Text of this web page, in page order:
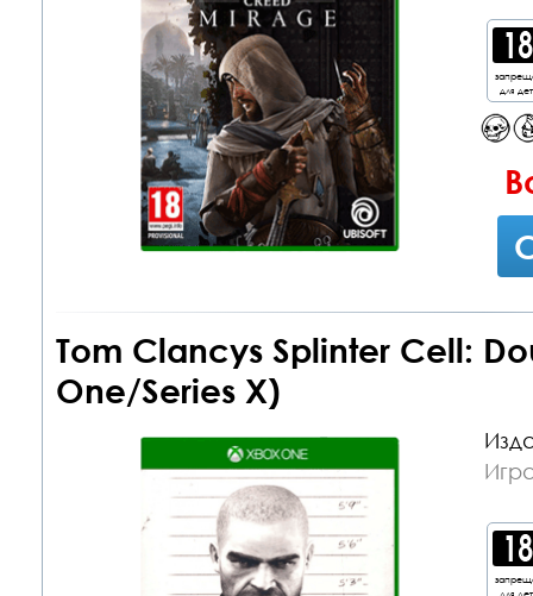
для
Tom Clancys Splinter Cell:
One/Series X)
для